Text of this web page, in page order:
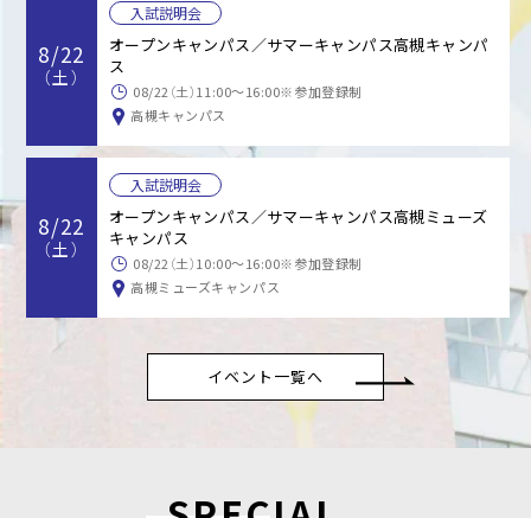
8/22
（土）
入試説明会
オープンキャンパス／サマーキャンパス高槻キャンパ
ス
08/22（土）11:00～16:00※参加登録制
高槻キャンパス
8/22
（土）
入試説明会
オープンキャンパス／サマーキャンパス高槻ミューズ
キャンパス
08/22（土）10:00～16:00※参加登録制
高槻ミューズキャンパス
イベント一覧へ